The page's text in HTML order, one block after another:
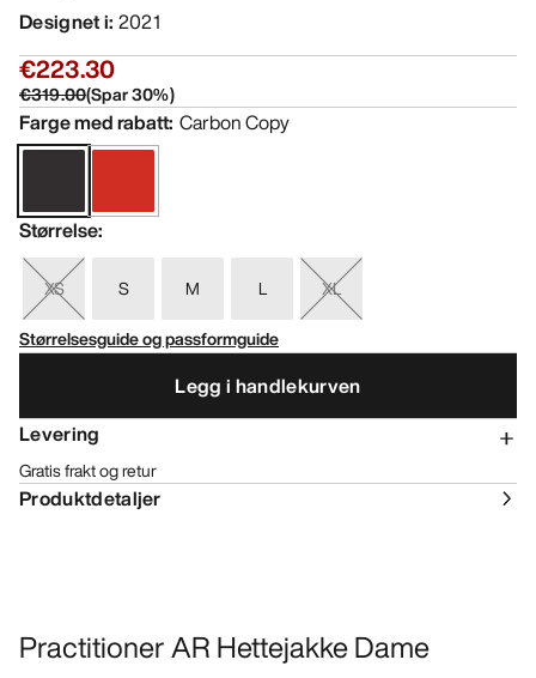
Designet i: 2021
€223.30
€319.00(Spar30%)
Farge med rabatt: Carbon Copy
Størrelse:
XS S M L
XL
Størrelsesguide og passformguide
Legg i handlekurven
Levering
Gratis frakt og retur
Produktdetaljer
Practitioner AR Hettejakke Dame